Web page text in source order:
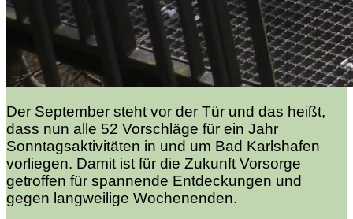
Der September steht vor der Tür und das heißt,
dass nun alle 52 Vorschläge für ein Jahr
Sonntagsaktivitäten in und um Bad Karlshafen
vorliegen. Damit ist für die Zukunft Vorsorge
getroffen für spannende Entdeckungen und
gegen langweilige Wochenenden.